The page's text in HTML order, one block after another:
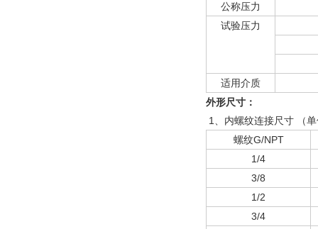
公称压力
试验压力
适用介质
外形尺寸：
1、内螺纹连接尺寸 （
螺纹G/NPT
1/4
3/8
1/2
3/4